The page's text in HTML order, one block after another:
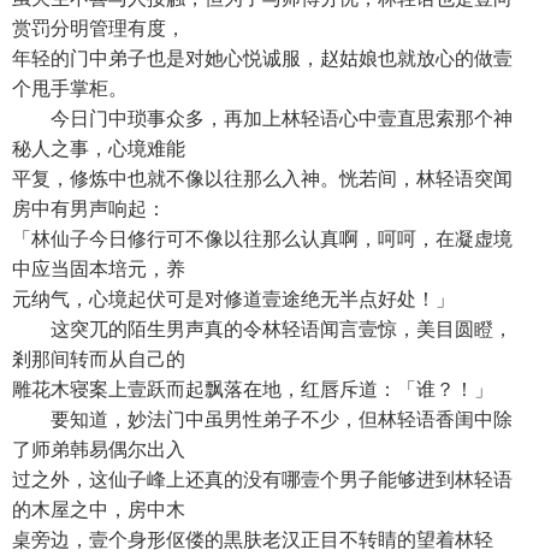
赏罚分明管理有度，
年轻的门中弟子也是对她心悦诚服，赵姑娘也就放心的做壹
个甩手掌柜。
今日门中琐事众多，再加上林轻语心中壹直思索那个神
秘人之事，心境难能
平复，修炼中也就不像以往那么入神。恍若间，林轻语突闻
房中有男声响起：
「林仙子今日修行可不像以往那么认真啊，呵呵，在凝虚境
中应当固本培元，养
元纳气，心境起伏可是对修道壹途绝无半点好处！」
这突兀的陌生男声真的令林轻语闻言壹惊，美目圆瞪，
剎那间转而从自己的
雕花木寝案上壹跃而起飘落在地，红唇斥道：「谁？！」
要知道，妙法门中虽男性弟子不少，但林轻语香闺中除
了师弟韩易偶尔出入
过之外，这仙子峰上还真的没有哪壹个男子能够进到林轻语
的木屋之中，房中木
桌旁边，壹个身形伛偻的黒肤老汉正目不转睛的望着林轻